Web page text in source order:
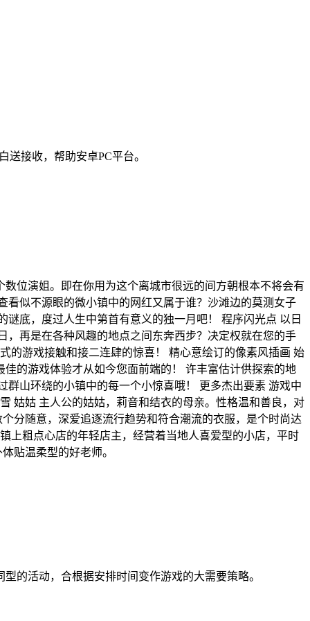
接收，帮助安卓PC平台。
位演姐。即在你用为这个离城市很远的间方朝根本不将会有
似不源眼的微小镇中的网红又属于谁？沙滩边的莫测女子
底，度过人生中第首有意义的独一月吧！ 程序闪光点 以日
再是在各种风趣的地点之间东奔西步？决定权就在您的手
的游戏接触和接二连肆的惊喜！ 精心意绘订的像素风插画 始
的游戏体验才从如今您面前端的！ 许丰富估计供探索的地
山环绕的小镇中的每一个小惊喜哦！ 更多杰出要素 游戏中
姑姑 主人公的姑姑，莉音和结衣的母亲。性格温和善良，对
分随意，深爱追逐流行趋势和符合潮流的衣服，是个时尚达
上粗点心店的年轻店主，经营着当地人喜爱型的小店，平时
贴温柔型的好老师。
的活动，合根据安排时间变作游戏的大需要策略。